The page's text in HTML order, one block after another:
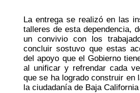
La entrega se realizó en las
talleres de esta dependencia,
un convivio con los
concluir sostuvo que estas
del apoyo que el Gobierno
al unificar y refrendar cada
que se ha logrado construir en
la ciudadanía de Baja California